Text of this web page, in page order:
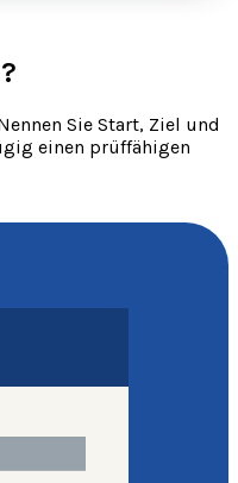
Sie Start, Ziel und
einen prüffähigen